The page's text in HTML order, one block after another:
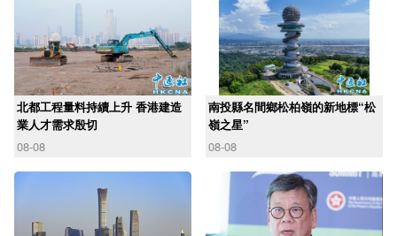
北都工程量料持續上升 香港建造
業人才需求殷切
08-08
南投縣名間鄉松柏嶺的新地標“松
嶺之星”
08-08